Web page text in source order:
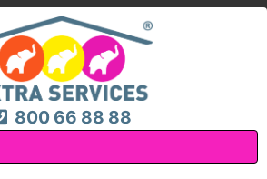
800 66 88 88